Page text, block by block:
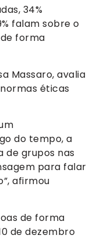
34%
falam sobre o
forma
Massaro, avalia
éticas
do tempo, a
de grupos nas
para falar
afirmou
de forma
de dezembro